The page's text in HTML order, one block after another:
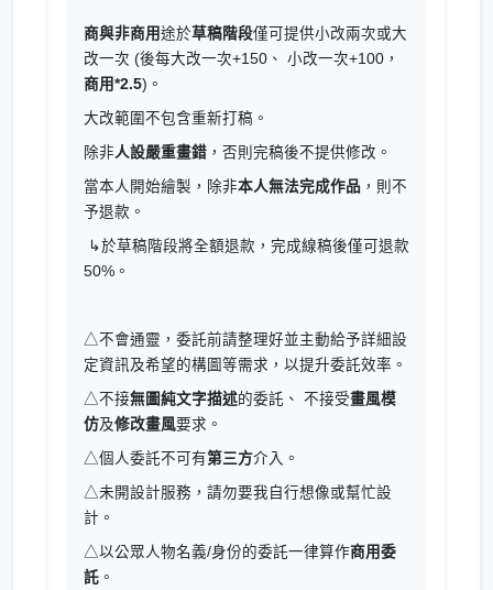
商與非商用 途於草稿階段僅可提供小改兩次或大
改一次 (後每大改一次+150、 小改一次+100，
商用*2.5)。
大改範圍不包含重新打稿。
除非人設嚴重畫錯 ，否則完稿後不提供修改。
當本人開始繪製，除非本人無法完成作品 ，則不
予退款。
↳於草稿階段將全額退款，完成線稿後僅可退款
50%。
△不會通靈，委託前請整理好並主動給予詳細設
定資訊及希望的構圖等需求，以提升委託效率。
△不接無圖純文字描述的委託、 不接受畫風模
仿及修改畫風要求。
△個人委託不可有第三方介入。
△未開設計服務，請勿要我自行想像或幫忙設
計。
△以公眾人物名義/身份的委託一律算作商用委
託 。